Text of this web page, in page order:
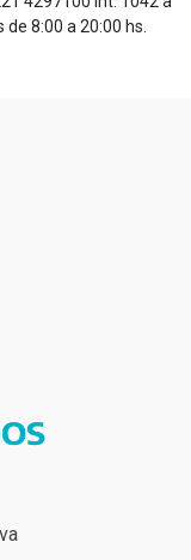
8:00 a 20:00 hs.